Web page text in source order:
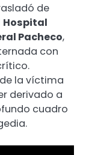
de
Hospital
Pacheco,
con
la víctima
derivado a
cuadro